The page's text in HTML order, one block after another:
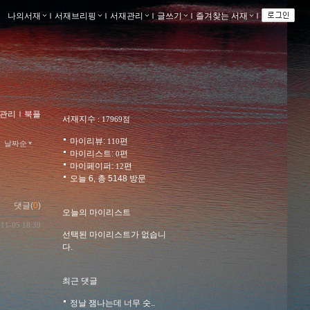
나의서재 ｌ 서재브리핑 ｌ 서재관리 ｌ글쓰기 ｌ 즐겨찾는 서재 ｌ
리 ｌ북플
날짜순
댓글(0)
05 18:39
서재지수: 17969점
마이리뷰:110편
마이리스트:0편
마이페이퍼:12편
오늘 6, 총 5148 방문
오늘의 마이리스트
선택된 마이리스트가 없습니
다.
최근 댓글
정날 잼나는데 너무 숫..